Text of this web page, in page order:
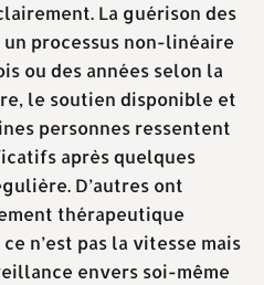
La guérison des
un processus non-linéaire
ou des années selon la
le soutien disponible et
personnes ressentent
après quelques
D’autres ont
thérapeutique
n’est pas la vitesse mais
envers soi-même